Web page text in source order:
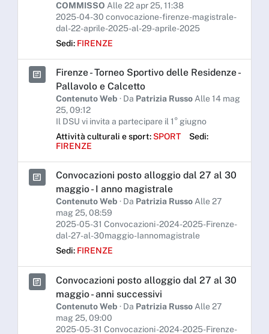
COMMISSO Alle 22 apr 25, 11:38
2025-04-30 convocazione-firenze-magistrale-
dal-22-aprile-2025-al-29-aprile-2025
Sedi: FIRENZE
Firenze - Torneo Sportivo delle Residenze -
Pallavolo e Calcetto
Contenuto Web · Da Patrizia RussoAlle 14 mag
25, 09:12
Il DSU vi invita a partecipare il 1° giugno
Attività culturali e sport:SPORT
Sedi:
FIRENZE
Convocazioni posto alloggio dal 27 al 30
maggio - I anno magistrale
Contenuto Web · Da Patrizia RussoAlle 27
mag 25, 08:59
2025-05-31 Convocazioni -2024-2025-Firenze-
dal-27-al-30maggio-Iannomagistrale
Sedi: FIRENZE
Convocazioni posto alloggio dal 27 al 30
maggio - anni successivi
Contenuto Web · Da Patrizia Russo Alle 27
mag 25, 09:00
2025-05-31 Convocazioni -2024-2025-Firenze-